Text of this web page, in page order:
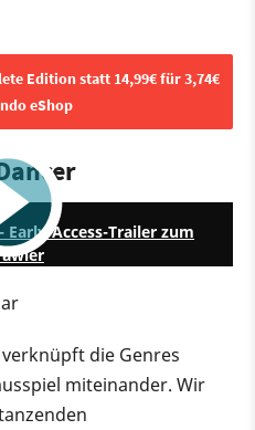
Edition statt 14,99€ für 3,74€
eShop
Access-Trailer zum
die Genres
miteinander. Wir